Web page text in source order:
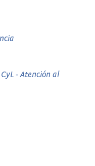
- Atención al